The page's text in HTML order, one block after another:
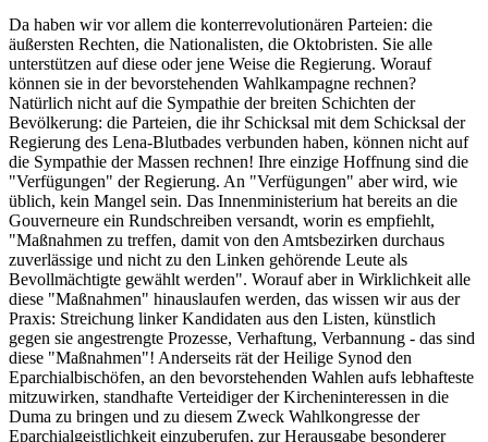
Da haben wir vor allem die konterrevolutionären Parteien: die
äußersten Rechten, die Nationalisten, die Oktobristen. Sie alle
unterstützen auf diese oder jene Weise die Regierung. Worauf
können sie in der bevorstehenden Wahlkampagne rechnen?
Natürlich nicht auf die Sympathie der breiten Schichten der
Bevölkerung: die Parteien, die ihr Schicksal mit dem Schicksal der
Regierung des Lena-Blutbades verbunden haben, können nicht auf
die Sympathie der Massen rechnen! Ihre einzige Hoffnung sind die
"Verfügungen" der Regierung. An "Verfügungen" aber wird, wie
üblich, kein Mangel sein. Das Innenministerium hat bereits an die
Gouverneure ein Rundschreiben versandt, worin es empfiehlt,
"Maßnahmen zu treffen, damit von den Amtsbezirken durchaus
zuverlässige und nicht zu den Linken gehörende Leute als
Bevollmächtigte gewählt werden". Worauf aber in Wirklichkeit alle
diese "Maßnahmen" hinauslaufen werden, das wissen wir aus der
Praxis: Streichung linker Kandidaten aus den Listen, künstlich
gegen sie angestrengte Prozesse, Verhaftung, Verbannung - das sind
diese "Maßnahmen"! Anderseits rät der Heilige Synod den
Eparchialbischöfen, an den bevorstehenden Wahlen aufs lebhafteste
mitzuwirken, standhafte Verteidiger der Kircheninteressen in die
Duma zu bringen und zu diesem Zweck Wahlkongresse der
Eparchialgeistlichkeit einzuberufen, zur Herausgabe besonderer